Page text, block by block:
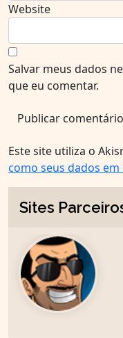
Website
Salvar meus dados
que eu comentar.
Este site utiliza o
como seus dados
Sites